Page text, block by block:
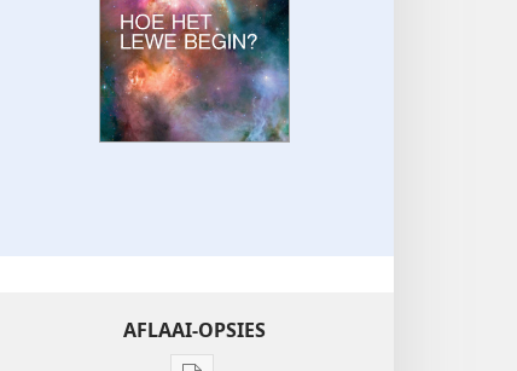
AFLAAI-OPSIES